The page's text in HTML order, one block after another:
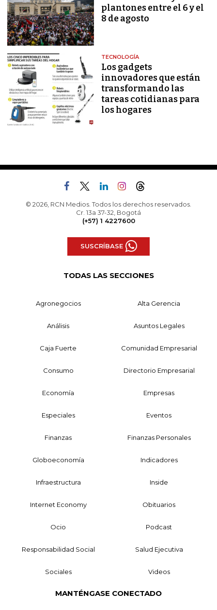
plantones entre el 6 y el
8 de agosto
TECNOLOGÍA
Los gadgets
innovadores que están
transformando las
tareas cotidianas para
los hogares
© 2026, RCN Medios. Todos los derechos reservados.
Cr. 13a 37-32, Bogotá
(+57) 1 4227600
SUSCRÍBASE
TODAS LAS SECCIONES
Agronegocios Alta Gerencia
Análisis Asuntos Legales
Caja Fuerte Comunidad Empresarial
Consumo Directorio Empresarial
Economía Empresas
Especiales Eventos
Finanzas Finanzas Personales
Globoeconomía Indicadores
Infraestructura Inside
Internet Economy Obituarios
Ocio Podcast
Responsabilidad Social Salud Ejecutiva
Sociales Videos
MANTÉNGASE CONECTADO